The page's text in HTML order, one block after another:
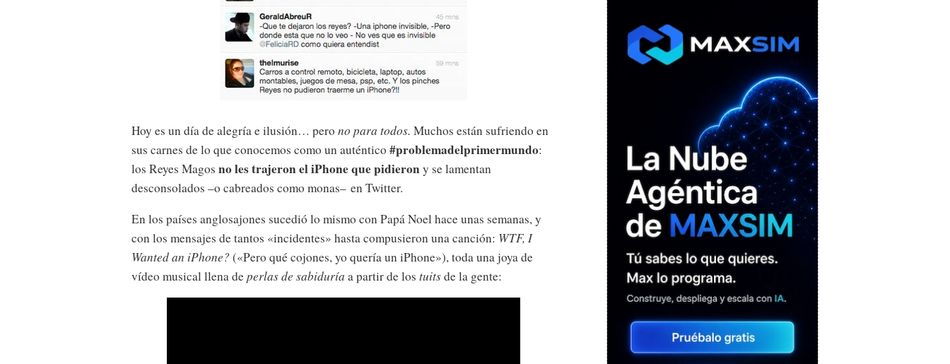
Hoy es un día de alegría e ilusión… pero no para todos. Muchos están sufriendo en
sus carnes de lo que conocemos como un auténtico #problemadelprimermundo:
los Reyes Magos no les trajeron el iPhone que pidierony se lamentan
desconsolados –o cabreados como monas– en Twitter.
En los países anglosajones sucedió lo mismo con Papá Noel hace unas semanas, y
con los mensajes de tantos «incidentes» hasta compusieron una canción: WTF, I
Wanted an iPhone? («Pero qué cojones, yo quería un iPhone»), toda una joya de
vídeo musical llena deperlas de sabiduría a partir de los tuitsde la gente: